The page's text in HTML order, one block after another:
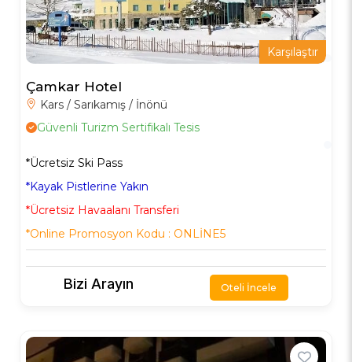
Otelleri Keşfet
Karşılaştır
Çamkar Hotel
Kars / Sarıkamış / İnönü
Güvenli Turizm Sertifikalı Tesis
*Ücretsiz Ski Pass
*Kayak Pistlerine Yakın
*Ücretsiz Havaalanı Transferi
*Online Promosyon Kodu : ONLİNE5
Bizi Arayın Oteli İncele